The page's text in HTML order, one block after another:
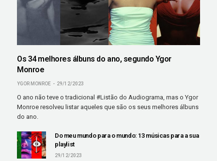
Os 34 melhores álbuns do ano, segundo Ygor
Monroe
YGOR MONROE 29/12/2023
O ano não teve o tradicional #Listão do Audiograma, mas o Ygor
Monroe resolveu listar aqueles que são os seus melhores álbuns
do ano.
Do meu mundo para o mundo: 13 músicas para a sua
playlist
29/12/2023